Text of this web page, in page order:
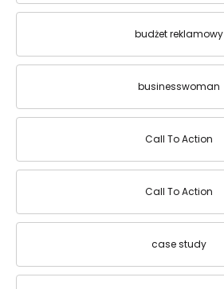
budżet reklamowy
businesswoman
Call To Action
Call To Action
case study